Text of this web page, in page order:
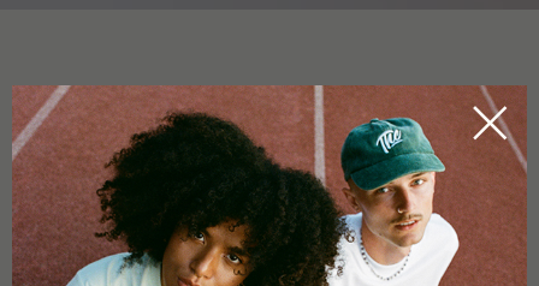
NUOVO REGOLAMENTO SUI
PRODOTTI ALIMENTARI
HOME CBDICTIONARY
Secondo la cosiddettaNovel Food Ordinance, i nuovi alimenti